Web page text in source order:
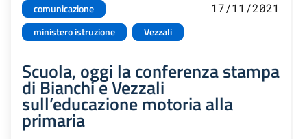
comunicazione
ministero istruzione
Vezzali
17/11/2021
Scuola, oggi la conferenza stampa
di Bianchi e Vezzali
sull’educazione motoria alla
primaria